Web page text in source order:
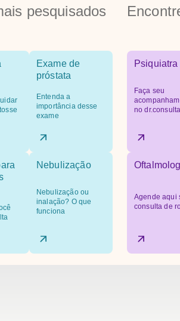
pesquisados
Exame de
próstata
Entenda a
importância desse
exame
Nebulização
Nebulização ou
inalação? O que
funciona
Psiquiatra
Faça seu
no dr.consulta
Agende aqui
consulta de